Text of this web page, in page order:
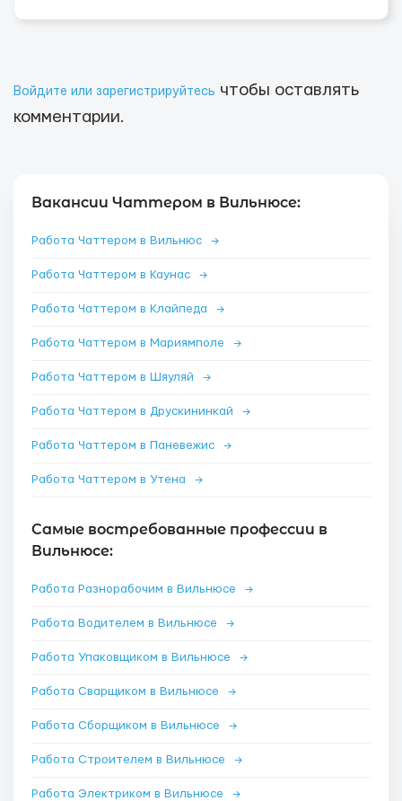
Войдите или зарегистрируйтесь чтобы оставлять
комментарии.
Вакансии Чаттером в Вильнюсе:
Работа Чаттером в Вильнюс →
Работа Чаттером в Каунас →
Работа Чаттером в Клайпеда →
Работа Чаттером в Мариямполе →
Работа Чаттером в Шяуляй →
Работа Чаттером в Друскининкай →
Работа Чаттером в Паневежис →
Работа Чаттером в Утена →
Самые востребованные профессии в
Вильнюсе:
Работа Разнорабочим в Вильнюсе →
Работа Водителем в Вильнюсе →
Работа Упаковщиком в Вильнюсе →
Работа Сварщиком в Вильнюсе →
Работа Сборщиком в Вильнюсе →
Работа Строителем в Вильнюсе →
Работа Электриком в Вильнюсе →